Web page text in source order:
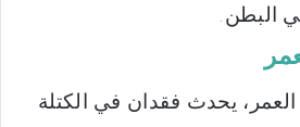
البطن.
العمر، يحدث فقدان في الكتلة